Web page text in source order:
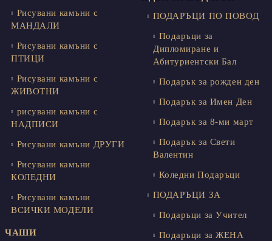
Рисувани камъни с
МАНДАЛИ
Рисувани камъни с
ПТИЦИ
Рисувани камъни с
ЖИВОТНИ
рисувани камъни с
НАДПИСИ
Рисувани камъни ДРУГИ
Рисувани камъни
КОЛЕДНИ
Рисувани камъни
ВСИЧКИ МОДЕЛИ
ЧАШИ
ПОДАРЪЦИ ПО ПОВОД
Подаръци за
Дипломиране и
Абитуриентски Бал
Подарък за рожден ден
Подарък за Имен Ден
Подарък за 8-ми март
Подарък за Свети
Валентин
Коледни Подаръци
ПОДАРЪЦИ ЗА
Подаръци за Учител
Подаръци за ЖЕНА